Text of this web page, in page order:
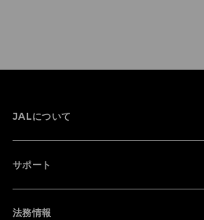
JALについて
サポート
法務情報